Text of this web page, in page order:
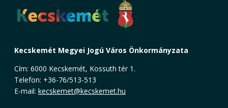
Kecskemét Megyei Jogú Város Önkormányzata
Cím: 6000 Kecskemét, Kossuth tér 1.
Telefon: +36-76/513-513
E-mail: kecskemet@kecskemet.hu